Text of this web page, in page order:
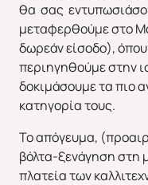
θα σας
μεταφερθούμε στο
δωρεάν είσοδο),
περιηγηθούμε στην
δοκιμάσουμε τα πιο
κατηγορία τους.
Το απόγευμα,
βόλτα-ξενάγηση στη
πλατεία των